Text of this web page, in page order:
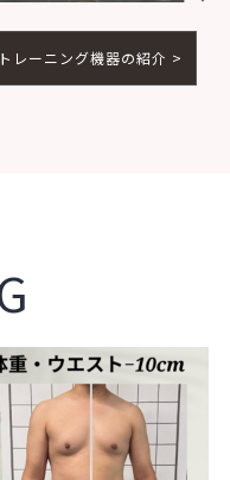
トレーニング機器の紹介 >